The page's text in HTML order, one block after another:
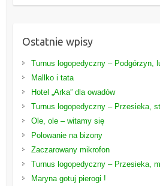
Ostatnie wpisy
Turnus logopedyczny – Podgórzyn,
Mallko i tata
Hotel „Arka” dla owadów
Turnus logopedyczny – Przesieka,
Ole, ole – witamy się
Polowanie na bizony
Zaczarowany mikrofon
Turnus logopedyczny – Przesieka,
Maryna gotuj pierogi !